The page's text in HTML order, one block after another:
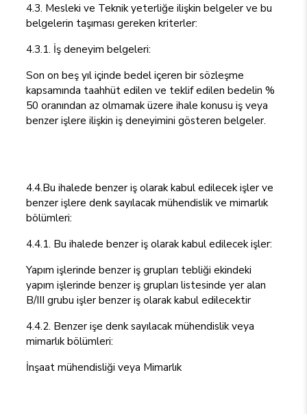
4.3. Mesleki ve Teknik yeterliğe ilişkin belgeler ve bu
belgelerin taşıması gereken kriterler:
4.3.1. İş deneyim belgeleri:
Son on beş yıl içinde bedel içeren bir sözleşme
kapsamında taahhüt edilen ve teklif edilen bedelin %
50 oranından az olmamak üzere ihale konusu iş veya
benzer işlere ilişkin iş deneyimini gösteren belgeler.
4.4.Bu ihalede benzer iş olarak kabul edilecek işler ve
benzer işlere denk sayılacak mühendislik ve mimarlık
bölümleri:
4.4.1. Bu ihalede benzer iş olarak kabul edilecek işler:
Yapım işlerinde benzer iş grupları tebliği ekindeki
yapım işlerinde benzer iş grupları listesinde yer alan
B/III grubu işler benzer iş olarak kabul edilecektir
4.4.2. Benzer işe denk sayılacak mühendislik veya
mimarlık bölümleri:
İnşaat mühendisliği veya Mimarlık